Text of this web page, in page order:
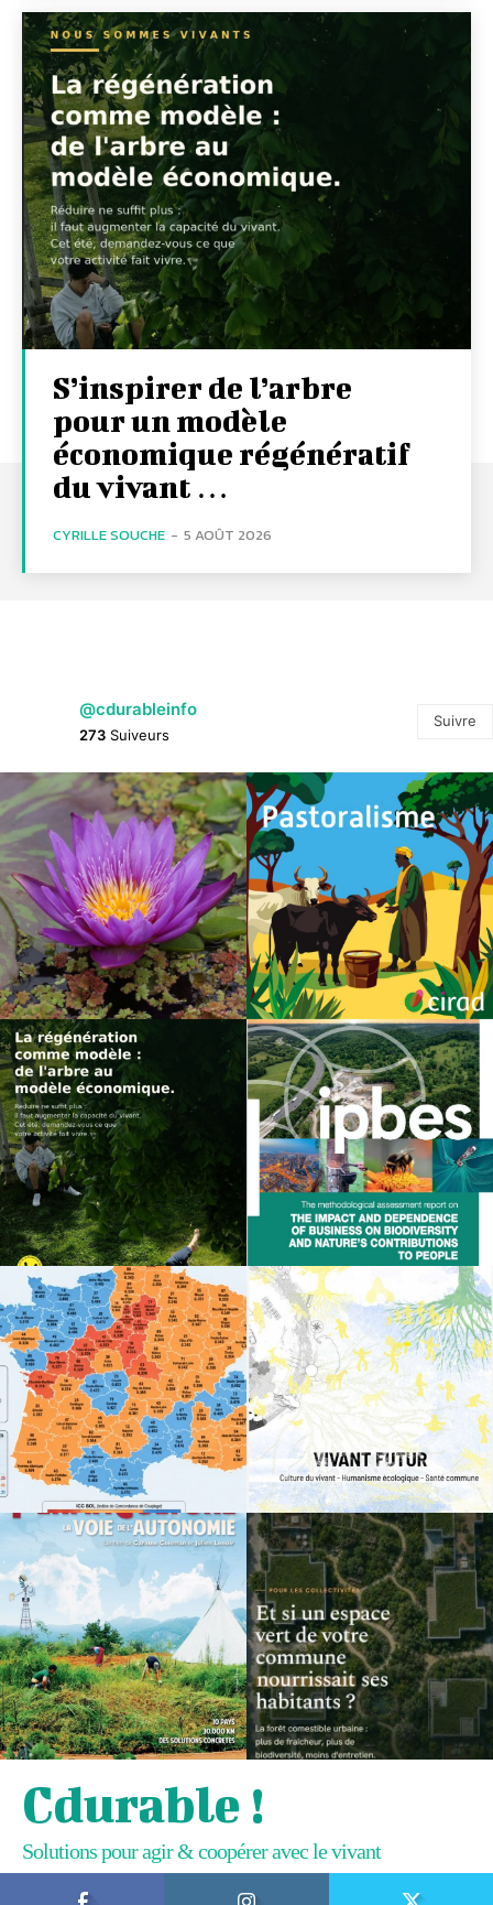
S’inspirer de l’arbre
pour un modèle
économique régénératif
du vivant …
CYRILLE SOUCHE - 5 AOÛT 2026
@cdurableinfo
273 Suiveurs
Suivre
Cdurable !
Solutions pour agir & coopérer avec le vivant